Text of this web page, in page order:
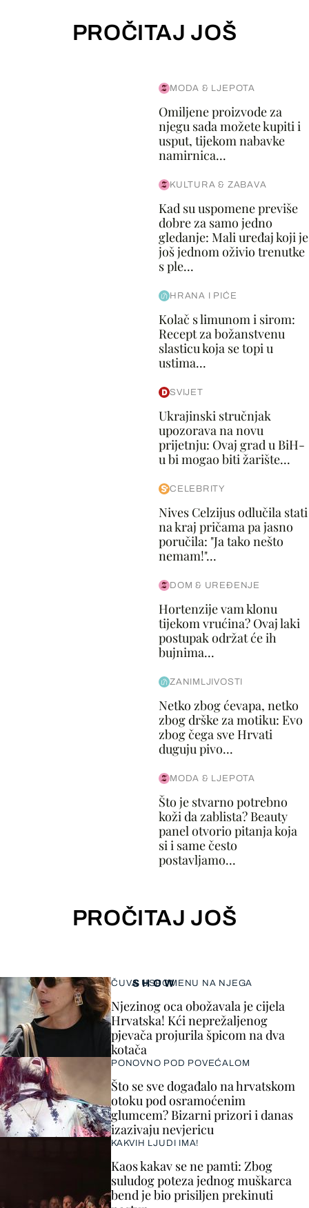
PROČITAJ JOŠ
MODA & LJEPOTA
Omiljene proizvode za
njegu sada možete kupiti i
usput, tijekom nabavke
namirnica...
KULTURA & ZABAVA
Kad su uspomene previše
dobre za samo jedno
gledanje: Mali uređaj koji je
još jednom oživio trenutke
s ple...
HRANA I PIĆE
Kolač s limunom i sirom:
Recept za božanstvenu
slasticu koja se topi u
ustima...
SVIJET
Ukrajinski stručnjak
upozorava na novu
prijetnju: Ovaj grad u BiH-
u bi mogao biti žarište...
CELEBRITY
Nives Celzijus odlučila stati
na kraj pričama pa jasno
poručila: "Ja tako nešto
nemam!"...
DOM & UREĐENJE
Hortenzije vam klonu
tijekom vrućina? Ovaj laki
postupak održat će ih
bujnima...
ZANIMLJIVOSTI
Netko zbog ćevapa, netko
zbog drške za motiku: Evo
zbog čega sve Hrvati
duguju pivo...
MODA & LJEPOTA
Što je stvarno potrebno
koži da zablista? Beauty
panel otvorio pitanja koja
si i same često
postavljamo...
PROČITAJ JOŠ
SHOW
ČUVA USPOMENU NA NJEGA
Njezinog oca obožavala je cijela
Hrvatska! Kći neprežaljenog
pjevača projurila špicom na dva
kotača
PONOVNO POD POVEĆALOM
Što se sve događalo na hrvatskom
otoku pod osramoćenim
glumcem? Bizarni prizori i danas
izazivaju nevjericu
KAKVIH LJUDI IMA!
Kaos kakav se ne pamti: Zbog
suludog poteza jednog muškarca
bend je bio prisiljen prekinuti